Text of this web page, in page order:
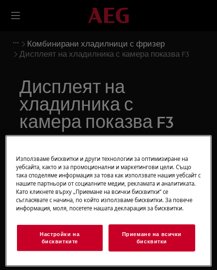
Комбинирани хладилници с фризер
Дисплеят на хладилника с камера показва F3
Дисплеят на
хладилника с
камера показва F3
Въпрос
Съобщение за грешка F3, F4 или F5 на
дисплея на хладилника/хладилника с
камера
Приложимо към
Хладилник
Използваме бисквитки и други технологии за оптимизиране на
уебсайта, както и за промоционални и маркетингови цели. Също
така споделяме информация за това как използвате нашия уебсайт с
нашите партньори от социалните медии, рекламата и аналитиката.
Като кликнете върху „Приемане на всички бисквитки“ се
съгласявате с начина, по който използваме бисквитки. За повече
информация, моля, посетете нашата декларация за бисквитки.
Настройки на
бисквитките
Приемане на всички
бисквитки